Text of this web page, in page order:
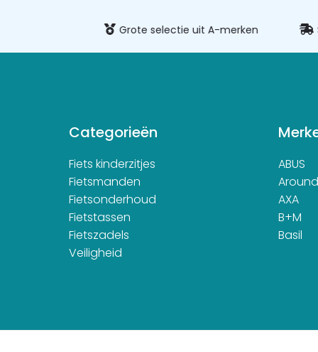
Grote selectie uit A-merken
Categorieën
Fiets kinderzitjes
Fietsmanden
Fietsonderhoud
Fietstassen
Fietszadels
Veiligheid
ABUS
Around
AXA
B+M
Basil